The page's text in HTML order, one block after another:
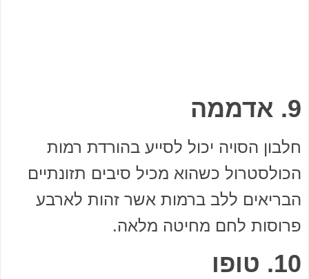
9. אדממה
חלבון הסויה יכול לסייע בהורדת רמות
הכולסטרול כשהוא מכיל סיבים תזונתיים
הבריאים ללב ברמות אשר זהות לארבע
פרוסות לחם מחיטה מלאה.
10. טופו